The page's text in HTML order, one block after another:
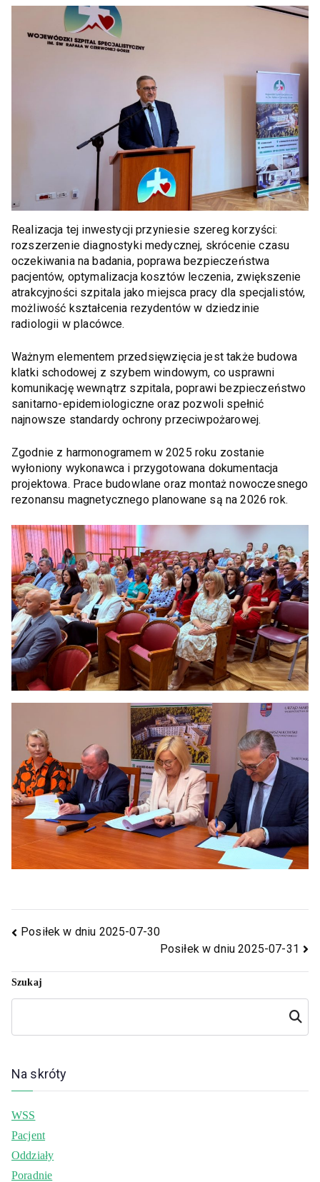
Realizacja tej inwestycji przyniesie szereg korzyści:
rozszerzenie diagnostyki medycznej, skrócenie czasu
oczekiwania na badania, poprawa bezpieczeństwa
pacjentów, optymalizacja kosztów leczenia, zwiększenie
atrakcyjności szpitala jako miejsca pracy dla specjalistów,
możliwość kształcenia rezydentów w dziedzinie
radiologii w placówce.
Ważnym elementem przedsięwzięcia jest także budowa
klatki schodowej z szybem windowym, co usprawni
komunikację wewnątrz szpitala, poprawi bezpieczeństwo
sanitarno-epidemiologiczne oraz pozwoli spełnić
najnowsze standardy ochrony przeciwpożarowej.
Zgodnie z harmonogramem w 2025 roku zostanie
wyłoniony wykonawca i przygotowana dokumentacja
projektowa. Prace budowlane oraz montaż nowoczesnego
rezonansu magnetycznego planowane są na 2026 rok.
Posiłek w dniu 2025-07-30
Posiłek w dniu 2025-07-31
Szukaj
Szukaj
Na skróty
WSS
Pacjent
Oddziały
Poradnie